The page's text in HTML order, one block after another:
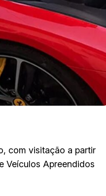
com visitação a partir
Veículos Apreendidos